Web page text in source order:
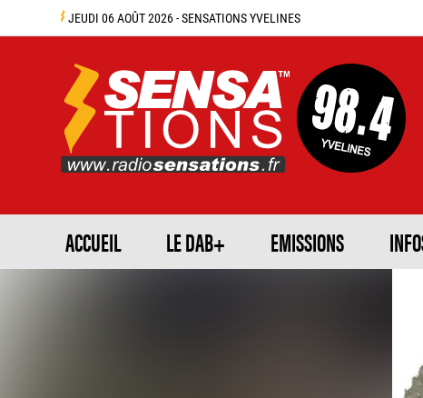
JEUDI 06 AOÛT 2026 - SENSATIONS YVELINES
ACCUEIL LE DAB+ EMISSIONS